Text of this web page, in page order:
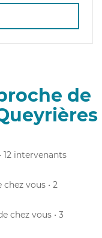
de
12 intervenants
chez vous • 2
chez vous • 3